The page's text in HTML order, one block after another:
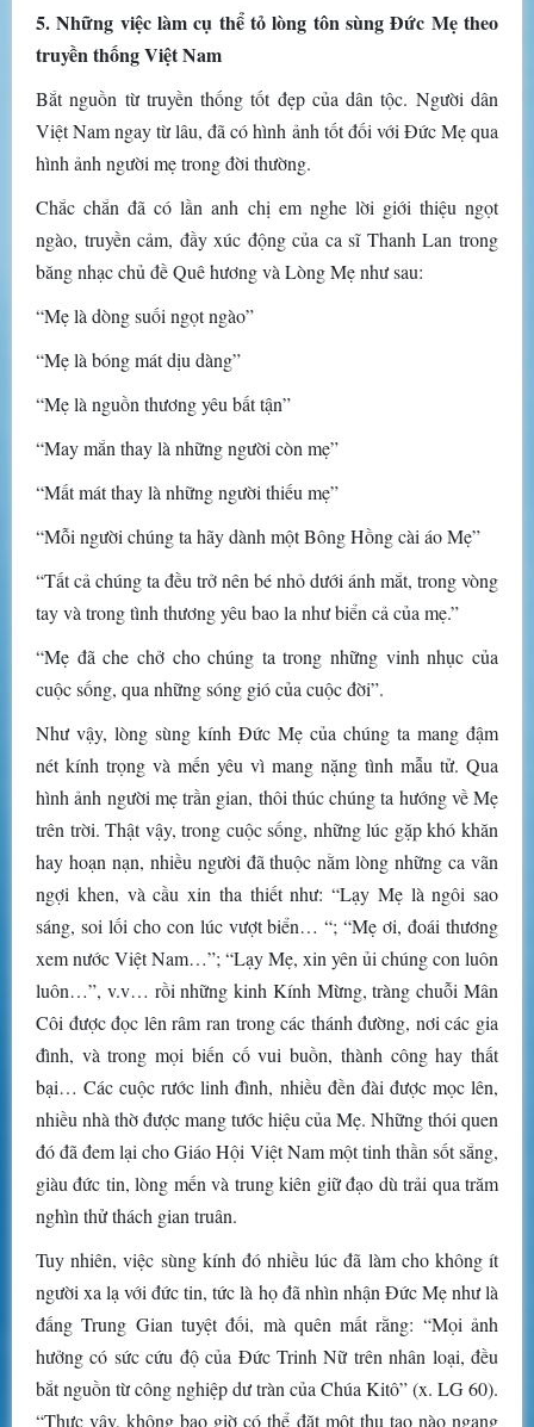
5. Những việc làm cụ thể tỏ lòng tôn sùng Đức Mẹ theo
truyền thống Việt Nam
Bắt nguồn từ truyền thống tốt đẹp của dân tộc. Người dân
Việt Nam ngay từ lâu, đã có hình ảnh tốt đối với Đức Mẹ qua
hình ảnh người mẹ trong đời thường.
Chắc chắn đã có lần anh chị em nghe lời giới thiệu ngọt
ngào, truyền cảm, đầy xúc động của ca sĩ Thanh Lan trong
băng nhạc chủ đề Quê hương và Lòng Mẹ như sau:
“Mẹ là dòng suối ngọt ngào”
“Mẹ là bóng mát dịu dàng”
“Mẹ là nguồn thương yêu bất tận”
“May mắn thay là những người còn mẹ”
“Mất mát thay là những người thiếu mẹ”
“Mỗi người chúng ta hãy dành một Bông Hồng cài áo Mẹ”
“Tất cả chúng ta đều trở nên bé nhỏ dưới ánh mắt, trong vòng
tay và trong tình thương yêu bao la như biển cả của mẹ.”
“Mẹ đã che chở cho chúng ta trong những vinh nhục của
cuộc sống, qua những sóng gió của cuộc đời”.
Như vậy, lòng sùng kính Đức Mẹ của chúng ta mang đậm
nét kính trọng và mến yêu vì mang nặng tình mẫu tử. Qua
hình ảnh người mẹ trần gian, thôi thúc chúng ta hướng về Mẹ
trên trời. Thật vậy, trong cuộc sống, những lúc gặp khó khăn
hay hoạn nạn, nhiều người đã thuộc nằm lòng những ca vãn
ngợi khen, và cầu xin tha thiết như: “Lạy Mẹ là ngôi sao
sáng, soi lối cho con lúc vượt biển… “; “Mẹ ơi, đoái thương
xem nước Việt Nam…”; “Lạy Mẹ, xin yên ủi chúng con luôn
luôn…”, v.v… rồi những kinh Kính Mừng, tràng chuỗi Mân
Côi được đọc lên râm ran trong các thánh đường, nơi các gia
đình, và trong mọi biến cố vui buồn, thành công hay thất
bại… Các cuộc rước linh đình, nhiều đền đài được mọc lên,
nhiều nhà thờ được mang tước hiệu của Mẹ. Những thói quen
đó đã đem lại cho Giáo Hội Việt Nam một tinh thần sốt sắng,
giàu đức tin, lòng mến và trung kiên giữ đạo dù trải qua trăm
nghìn thử thách gian truân.
Tuy nhiên, việc sùng kính đó nhiều lúc đã làm cho không ít
người xa lạ với đức tin, tức là họ đã nhìn nhận Đức Mẹ như là
đấng Trung Gian tuyệt đối, mà quên mất rằng: “Mọi ảnh
hưởng có sức cứu độ của Đức Trinh Nữ trên nhân loại, đều
bắt nguồn từ công nghiệp dư tràn của Chúa Kitô” (x. LG 60).
“Thực vậy, không bao giờ có thể đặt một thụ tạo nào ngang